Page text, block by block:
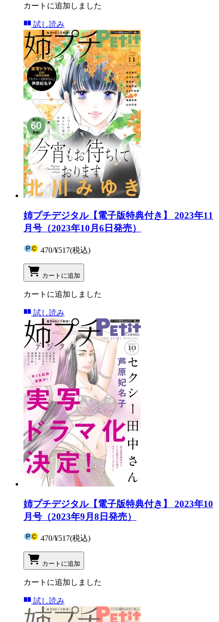
カートに追加しました
試し読み
姉プチデジタル【電子版特典付き】 2023年11
月号（2023年10月6日発売）
470/¥517(税込)
カートに追加
カートに追加しました
試し読み
姉プチデジタル【電子版特典付き】 2023年10
月号（2023年9月8日発売）
470/¥517(税込)
カートに追加
カートに追加しました
試し読み